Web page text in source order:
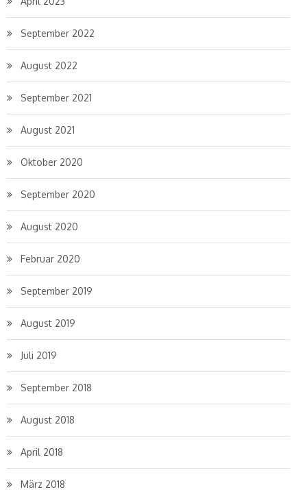
September 2022
August 2022
September 2021
August 2021
Oktober 2020
September 2020
August 2020
Februar 2020
September 2019
August 2019
Juli 2019
September 2018
August 2018
April 2018
März 2018